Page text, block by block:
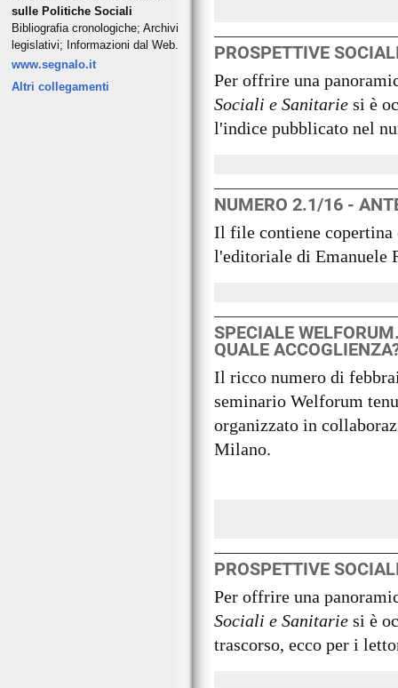
PROSPETTIVE
Per offrire una
Sociali e Sanitarie si è
l'indice pubblicato nel
NUMERO 2.1/16 -
Il file contiene copertina
l'editoriale di Emanuele
SPECIALE
QUALE
Il ricco numero di
seminario Welforum
organizzato in
Milano.
PROSPETTIVE
Per offrire una
Sociali e Sanitarie si è
trascorso, ecco per i
sulle Politiche Sociali
Bibliografia cronologiche; Archivi
legislativi; Informazioni dal Web.
www.segnalo.it
Altri collegamenti